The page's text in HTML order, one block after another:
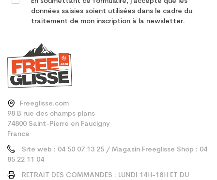
données saisies soient utilisées dans le cadre du
traitement de mon inscription à la newsletter.
Freeglisse.com
98 B rue des champs plans
74800 Saint-Pierre en Faucigny
France
Site web : 04 50 07 13 25 / Magasin Freeglisse Shop : 04
85 22 11 04
RETRAIT DES COMMANDES : LUNDI 14H-18H ET DU